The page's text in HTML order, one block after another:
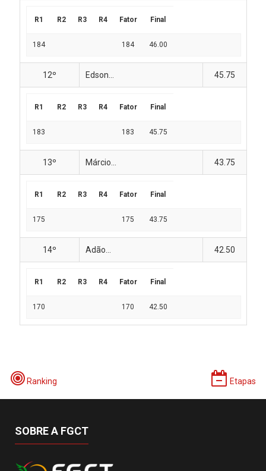
R1 R2 R3 R4 Fator Final
184 184 46.00
12º Edson... 45.75
R1 R2 R3 R4 Fator Final
183 183 45.75
13º Márcio... 43.75
R1 R2 R3 R4 Fator Final
175 175 43.75
14º Adão... 42.50
R1 R2 R3 R4 Fator Final
170 170 42.50
Ranking Etapas
SOBRE A FGCT